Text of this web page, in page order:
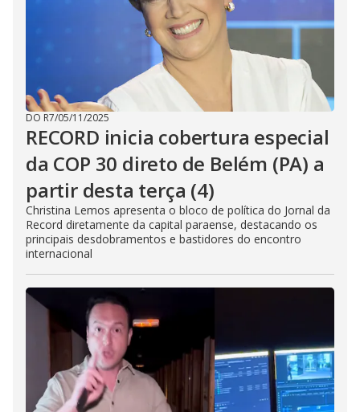
DO R7/05/11/2025
RECORD inicia cobertura especial
da COP 30 direto de Belém (PA) a
partir desta terça (4)
Christina Lemos apresenta o bloco de política do Jornal da
Record diretamente da capital paraense, destacando os
principais desdobramentos e bastidores do encontro
internacional